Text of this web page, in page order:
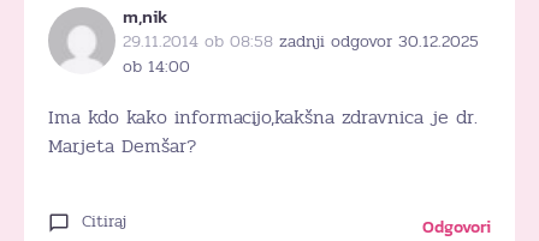
m,nik
29.11.2014 ob 08:58 zadnji odgovor 30.12.2025
ob 14:00
Ima kdo kako informacijo,kakšna zdravnica je dr.
Marjeta Demšar?
Citiraj Odgovori